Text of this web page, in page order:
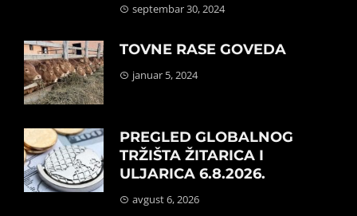
septembar 30, 2024
TOVNE RASE GOVEDA
januar 5, 2024
PREGLED GLOBALNOG
TRŽIŠTA ŽITARICA I
ULJARICA 6.8.2026.
avgust 6, 2026